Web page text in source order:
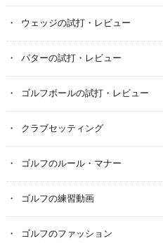
ウェッジの試打・レビュー
パターの試打・レビュー
ゴルフボールの試打・レビュー
クラブセッティング
ゴルフのルール・マナー
ゴルフの練習動画
ゴルフのファッション